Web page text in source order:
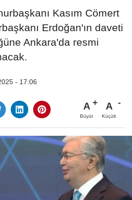
Kasım Cömert
Erdoğan'ın daveti
Ankara'da resmi
- 17:06
A
Büyüt
A
Küçült